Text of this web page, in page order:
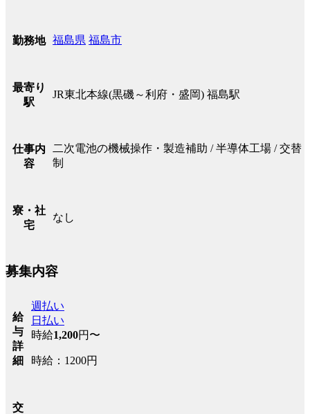
勤務地 福島県 福島市
最寄り
駅
JR東北本線(黒磯～利府・盛岡) 福島駅
仕事内
容
二次電池の機械操作・製造補助 / 半導体工場 / 交替
制
寮・社
宅
なし
募集内容
給
与
詳
細
週払い
日払い
時給1,200円〜
時給：1200円
交